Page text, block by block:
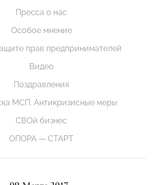
Пресса о нас
Особое мнение
прав предпринимателей
Видео
Поздравления
МСП. Антикризисные меры
СВОй бизнес
ОПОРА — СТАРТ